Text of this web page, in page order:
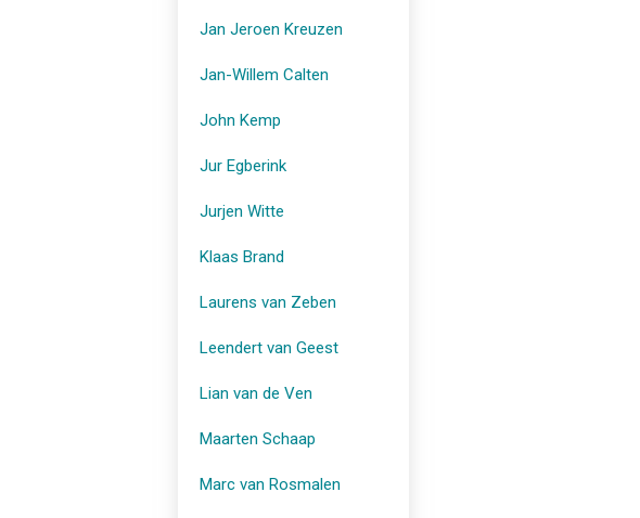
Jan Jeroen Kreuzen
Jan-Willem Calten
John Kemp
Jur Egberink
Jurjen Witte
Klaas Brand
Laurens van Zeben
Leendert van Geest
Lian van de Ven
Maarten Schaap
Marc van Rosmalen